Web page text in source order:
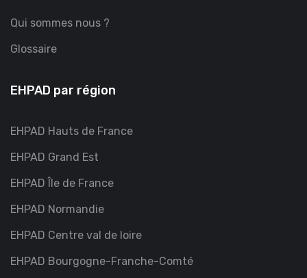
Qui sommes nous ?
Glossaire
EHPAD par région
EHPAD Hauts de France
EHPAD Grand Est
EHPAD Île de France
EHPAD Normandie
EHPAD Centre val de loire
EHPAD Bourgogne-Franche-Comté